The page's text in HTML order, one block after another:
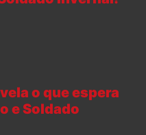
o que espera
e Soldado